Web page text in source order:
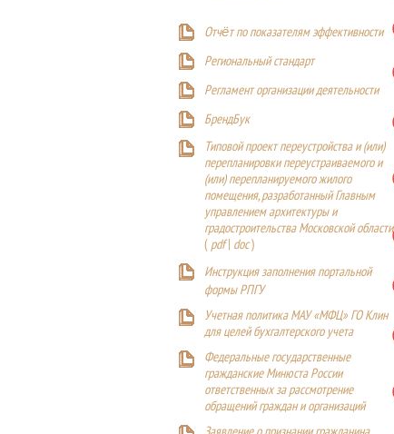
Отчёт по показателям эффективности
Региональный стандарт
Регламент организации деятельности
БрендБук
Типовой проект переустройства и (или)
перепланировки переустраиваемого и
(или) перепланируемого жилого
помещения, разработанный Главным
управлением архитектуры и
градостроительства Московской области
(pdf| doc)
Инструкция заполнения портальной
формы РПГУ
Учетная политика МАУ «МФЦ» ГО Клин
для целей бухгалтерского учета
Федеральные государственные
гражданские Минюста России
ответственных за рассмотрение
обращений граждан и организаций